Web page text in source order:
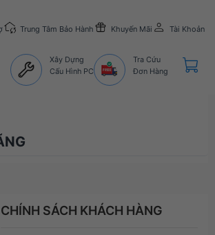
Trung Tâm Bảo Hành Khuyến Mãi Tài Khoản
Xây Dựng
Cấu Hình PC
Tra Cứu
Đơn Hàng
CHÍNH SÁCH KHÁCH HÀNG